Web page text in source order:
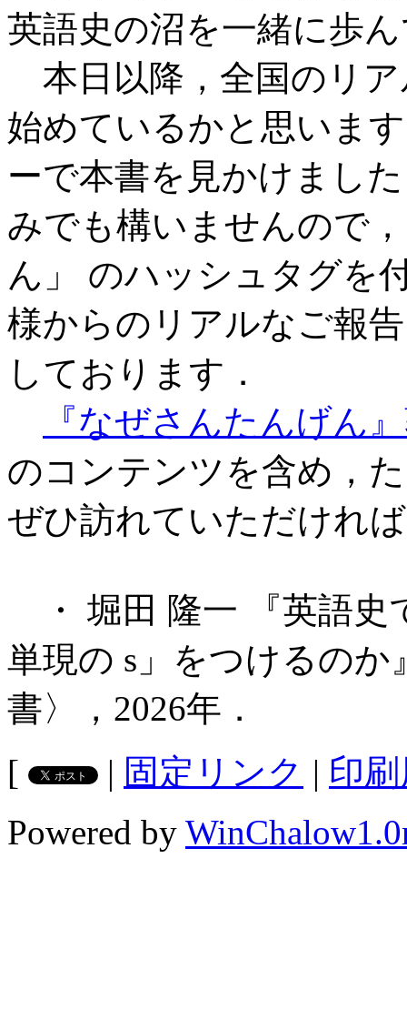
英語史の沼を一緒に歩
本日以降，全国のリ
始めているかと思いま
ーで本書を見かけまし
みでも構いませんので
ん」 のハッシュタグを
様からのリアルなご報
しております．
『なぜさんたんげん
のコンテンツを含め，
ぜひ訪れていただけれ
・ 堀田 隆一 『英語史
単現の s」をつけるの
書〉，2026年．
[
| 固定リンク | 印
Powered by